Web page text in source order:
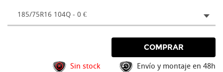
185/75R16 104Q - 0 €
COMPRAR
Sin stock Envío y montaje en 48h